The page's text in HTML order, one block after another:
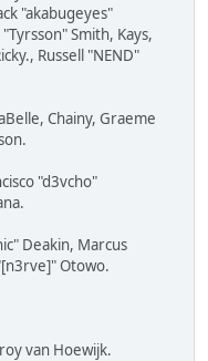
"akabugeyes"
Smith, Kays,
Russell "NEND"
Chainy, Graeme
"d3vcho"
Deakin, Marcus
Otowo.
van Hoewijk.